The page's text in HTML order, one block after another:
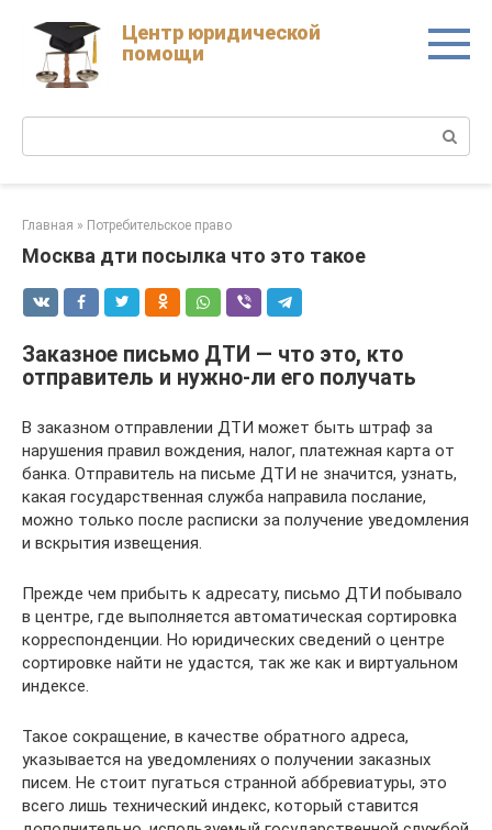
content
Центр юридической
помощи
Главная » Потребительское право
Москва дти посылка что это такое
Заказное письмо ДТИ — что это, кто
отправитель и нужно-ли его получать
В заказном отправлении ДТИ может быть штраф за
нарушения правил вождения, налог, платежная карта от
банка. Отправитель на письме ДТИ не значится, узнать,
какая государственная служба направила послание,
можно только после расписки за получение уведомления
и вскрытия извещения.
Прежде чем прибыть к адресату, письмо ДТИ побывало
в центре, где выполняется автоматическая сортировка
корреспонденции. Но юридических сведений о центре
сортировке найти не удастся, так же как и виртуальном
индексе.
Такое сокращение, в качестве обратного адреса,
указывается на уведомлениях о получении заказных
писем. Не стоит пугаться странной аббревиатуры, это
всего лишь технический индекс, который ставится